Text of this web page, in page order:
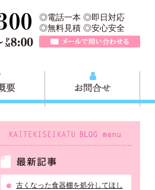
TEL 0120-757-161（年中無
◎電話一本 ◎即日対応
◎無料見積 ◎安心安全
古くなった食器棚を処分してほし